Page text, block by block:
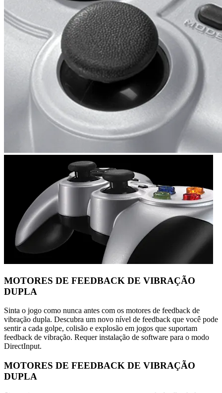
MOTORES DE FEEDBACK DE VIBRAÇÃO
DUPLA
Sinta o jogo como nunca antes com os motores de feedback de
vibração dupla. Descubra um novo nível de feedback que você pode
sentir a cada golpe, colisão e explosão em jogos que suportam
feedback de vibração. Requer instalação de software para o modo
DirectInput.
MOTORES DE FEEDBACK DE VIBRAÇÃO
DUPLA